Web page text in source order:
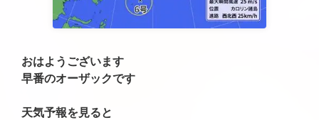
おはようございます
早番のオーザックです
天気予報を見ると